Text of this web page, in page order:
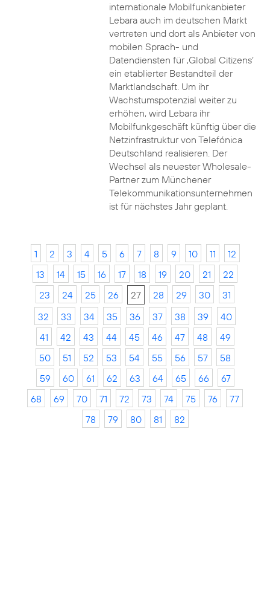
internationale Mobilfunkanbieter
Lebara auch im deutschen Markt
vertreten und dort als Anbieter von
mobilen Sprach- und
Datendiensten für ‚Global Citizens‘
ein etablierter Bestandteil der
Marktlandschaft. Um ihr
Wachstumspotenzial weiter zu
erhöhen, wird Lebara ihr
Mobilfunkgeschäft künftig über die
Netzinfrastruktur von Telefónica
Deutschland realisieren. Der
Wechsel als neuester Wholesale-
Partner zum Münchener
Telekommunikationsunternehmen
ist für nächstes Jahr geplant.
1 2 3 4 5 6 7 8 9 10 11
12
13
14 15 16 17 18 19 20 21
22
23
24 25 26 27 28 29 30
31
32
33 34 35 36 37 38 39
40
41
42 43 44 45 46 47 48
49
50
51 52 53 54 55 56 57
58
59
60 61 62 63 64 65 66
67
68
69 70 71 72 73 74 75 76
77
78
79 80 81 82